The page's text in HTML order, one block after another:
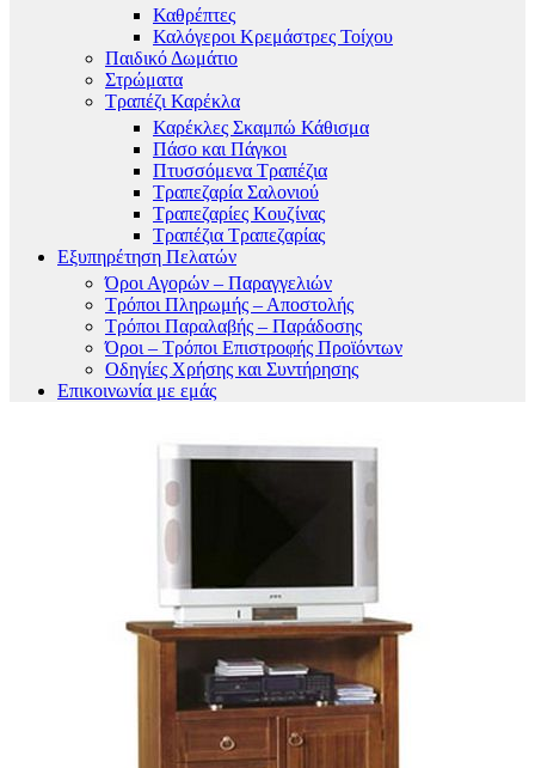
Καθρέπτες
Καλόγεροι Κρεμάστρες Τοίχου
Παιδικό Δωμάτιο
Στρώματα
Τραπέζι Καρέκλα
Καρέκλες Σκαμπώ Κάθισμα
Πάσο και Πάγκοι
Πτυσσόμενα Τραπέζια
Τραπεζαρία Σαλονιού
Τραπεζαρίες Κουζίνας
Τραπέζια Τραπεζαρίας
Εξυπηρέτηση Πελατών
Όροι Αγορών – Παραγγελιών
Τρόποι Πληρωμής – Αποστολής
Τρόποι Παραλαβής – Παράδοσης
Όροι – Τρόποι Επιστροφής Προϊόντων
Οδηγίες Χρήσης και Συντήρησης
Επικοινωνία με εμάς